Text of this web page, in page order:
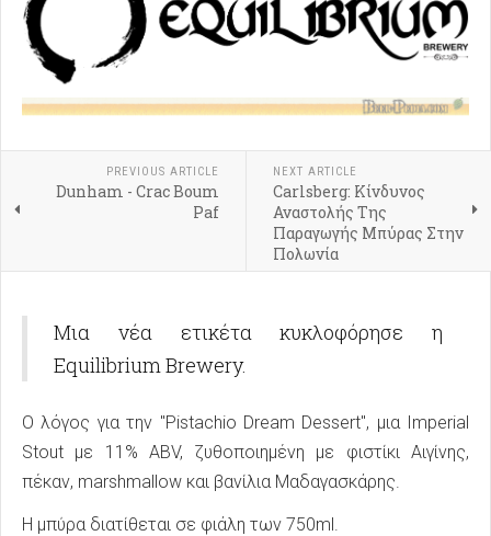
PREVIOUS ARTICLE
Dunham - Crac Boum
Paf
NEXT ARTICLE
Carlsberg: Κίνδυνος
Αναστολής Της
Παραγωγής Μπύρας Στην
Πολωνία
Μια νέα ετικέτα κυκλοφόρησε η
Equilibrium Brewery.
Ο λόγος για την "Pistachio Dream Dessert", μια Imperial
Stout με 11% ABV, ζυθοποιημένη με φιστίκι Αιγίνης,
πέκαν, marshmallow και βανίλια Μαδαγασκάρης.
Η μπύρα διατίθεται σε φιάλη των 750ml.